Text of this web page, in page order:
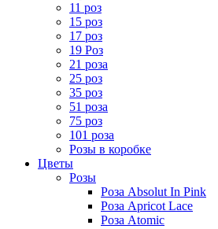
11 роз
15 роз
17 роз
19 Роз
21 роза
25 роз
35 роз
51 роза
75 роз
101 роза
Розы в коробке
Цветы
Розы
Роза Absolut In Pink
Роза Apricot Lace
Роза Atomic